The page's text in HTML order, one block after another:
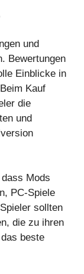
und
Bewertungen
Einblicke in
Kauf
die
und
Mods
PC-Spiele
sollten
die zu ihren
beste